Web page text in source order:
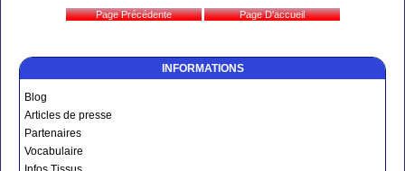
INFORMATIONS
Blog
Articles de presse
Partenaires
Vocabulaire